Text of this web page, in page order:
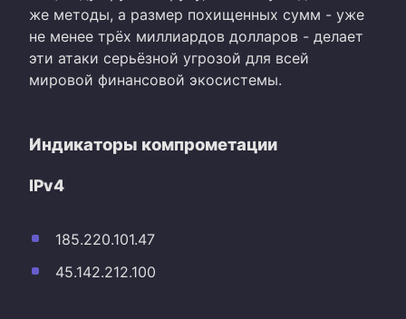
же методы, а размер похищенных сумм - уже
не менее трёх миллиардов долларов - делает
эти атаки серьёзной угрозой для всей
мировой финансовой экосистемы.
Индикаторы компрометации
IPv4
185.220.101.47
45.142.212.100